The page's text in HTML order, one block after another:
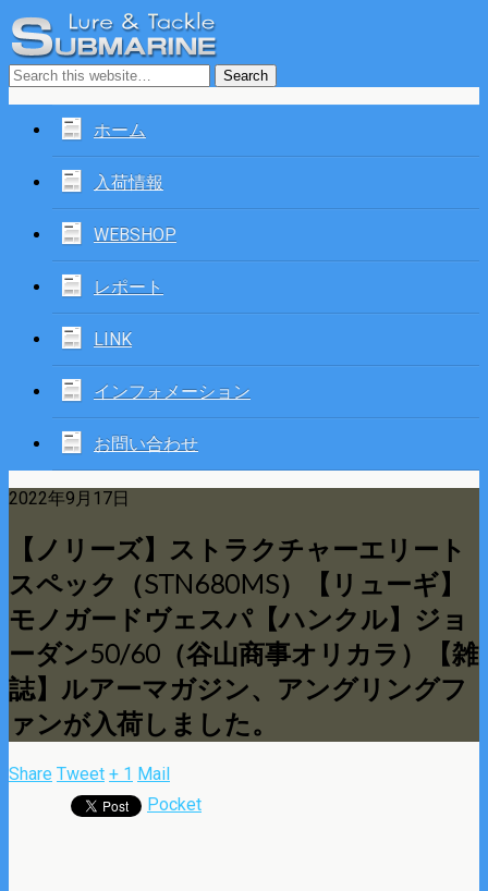
ホーム
入荷情報
WEBSHOP
レポート
LINK
インフォメーション
お問い合わせ
2022年9月17日
【ノリーズ】ストラクチャーエリート
スペック（STN680MS）【リューギ】
モノガードヴェスパ【ハンクル】ジョ
ーダン50/60（谷山商事オリカラ）【雑
誌】ルアーマガジン、アングリングフ
ァンが入荷しました。
Share Tweet + 1 Mail
Pocket